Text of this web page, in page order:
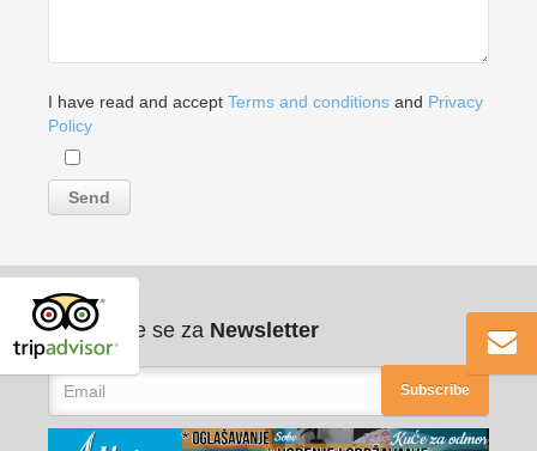
I have read and accept Terms and conditions and Privacy
Policy
Pribilježite se za Newsletter
Subscribe